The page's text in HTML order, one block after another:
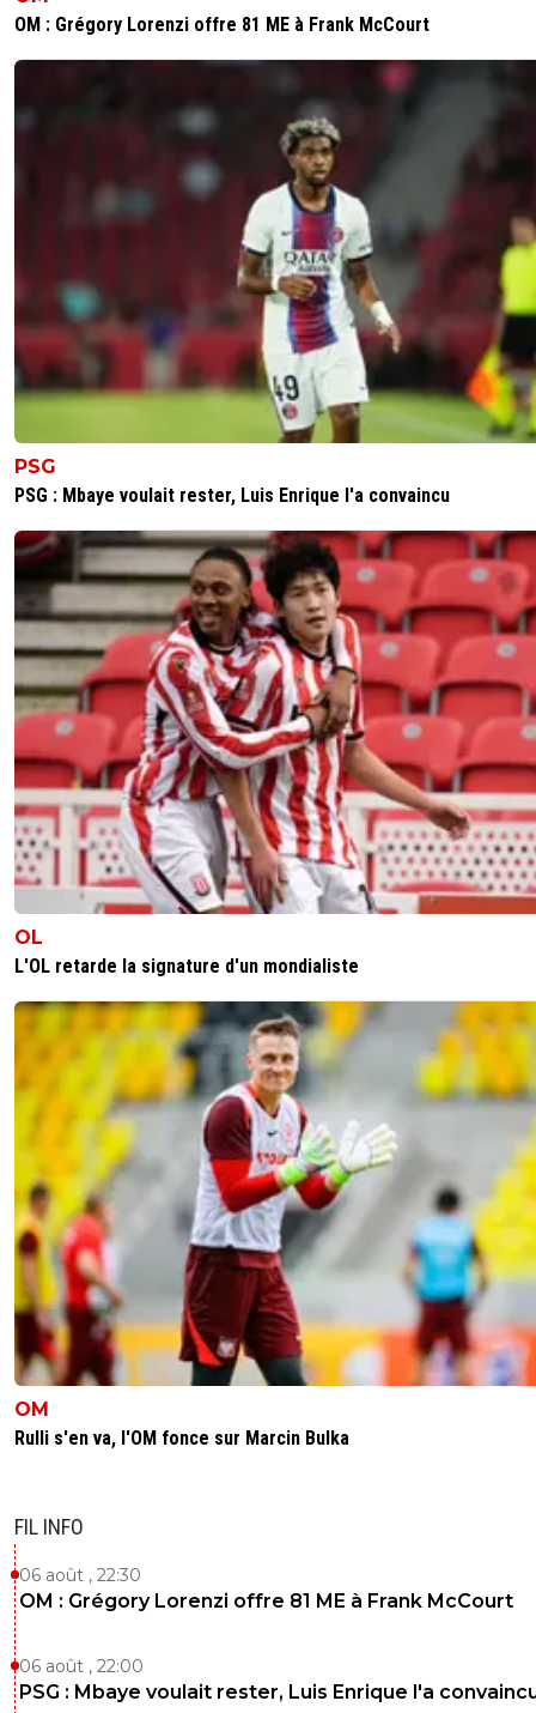
OM : Grégory Lorenzi offre 81 ME à Frank McCourt
PSG
PSG : Mbaye voulait rester, Luis Enrique l'a convaincu
OL
L'OL retarde la signature d'un mondialiste
OM
Rulli s'en va, l'OM fonce sur Marcin Bulka
FIL INFO
06 août , 22:30
OM : Grégory Lorenzi offre 81 ME à Frank McCourt
06 août , 22:00
PSG : Mbaye voulait rester, Luis Enrique l'a